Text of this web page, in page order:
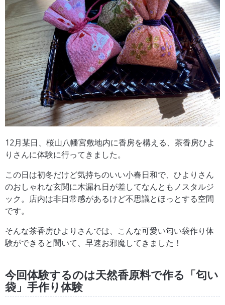
12月某日、桜山八幡宮敷地内に香房を構える、茶香房ひよ
りさんに体験に行ってきました。
この日は初冬だけど気持ちのいい小春日和で、ひよりさん
のおしゃれな玄関に木漏れ日が差してなんともノスタルジ
ック。店内は非日常感があるけど不思議とほっとする空間
です。
そんな茶香房ひよりさんでは、こんな可愛い匂い袋作り体
験ができると聞いて、早速お邪魔してきました！
今回体験するのは天然香原料で作る「匂い
袋」手作り体験